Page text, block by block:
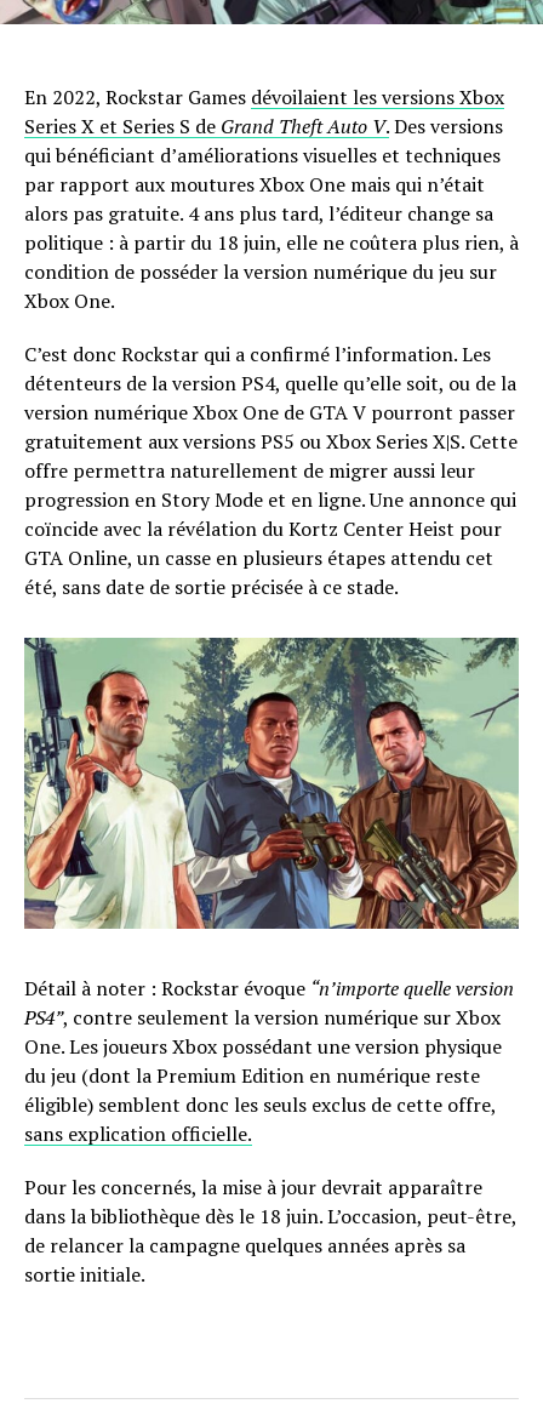
En 2022, Rockstar Games dévoilaient les versions Xbox
Series X et Series S de Grand Theft Auto V.Des versions
qui bénéficiant d’améliorations visuelles et techniques
par rapport aux moutures Xbox One mais qui n’était
alors pas gratuite. 4 ans plus tard, l’éditeur change sa
politique : à partir du 18 juin, elle ne coûtera plus rien, à
condition de posséder la version numérique du jeu sur
Xbox One.
C’est donc Rockstar qui a confirmé l’information. Les
détenteurs de la version PS4, quelle qu’elle soit, ou de la
version numérique Xbox One de GTA V pourront passer
gratuitement aux versions PS5 ou Xbox Series X|S. Cette
offre permettra naturellement de migrer aussi leur
progression en Story Mode et en ligne. Une annonce qui
coïncide avec la révélation du Kortz Center Heist pour
GTA Online, un casse en plusieurs étapes attendu cet
été, sans date de sortie précisée à ce stade.
Détail à noter : Rockstar évoque “n’importe quelle version
PS4”, contre seulement la version numérique sur Xbox
One. Les joueurs Xbox possédant une version physique
du jeu (dont la Premium Edition en numérique reste
éligible) semblent donc les seuls exclus de cette offre,
sans explication officielle.
Pour les concernés, la mise à jour devrait apparaître
dans la bibliothèque dès le 18 juin. L’occasion, peut-être,
de relancer la campagne quelques années après sa
sortie initiale.